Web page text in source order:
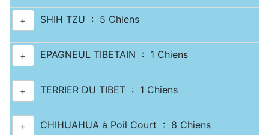
+ SHIH TZU : 5 Chiens
+ EPAGNEUL TIBETAIN : 1 Chiens
+ TERRIER DU TIBET : 1 Chiens
+ CHIHUAHUA à Poil Court : 8 Chiens